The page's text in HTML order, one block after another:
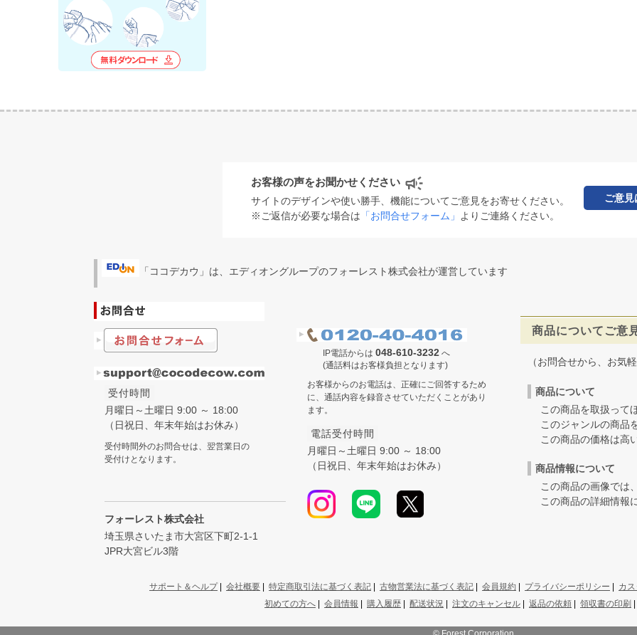
お客様の声をお聞かせください
サイトのデザインや使い勝手、機能についてご意見をお寄せください。
※ご返信が必要な場合は 「お問合せフォーム」 よりご連絡ください。
ご意見
「ココデカウ」は、エディオングループのフォーレスト株式会社が運営しています
受付時間
月曜日～土曜日 9:00 ～ 18:00
（日祝日、年末年始はお休み）
受付時間外のお問合せは、翌営業日の
受付けとなります。
フォーレスト株式会社
埼玉県さいたま市大宮区下町2-1-1
JPR大宮ビル3階
IP電話からは 048-610-3232 へ
(通話料はお客様負担となります)
お客様からのお電話は、正確にご回答するため
に、通話内容を録音させていただくことがあり
ます。
電話受付時間
月曜日～土曜日 9:00 ～ 18:00
（日祝日、年末年始はお休み）
商品についてご意
（お問合せから、お気
商品について
この商品を取扱って
このジャンルの商品
この商品の価格は高
商品情報について
この商品の画像では
この商品の詳細情報
サポート＆ヘルプ| 会社概要 | 特定商取引法に基づく表記 | 古物営業法に基づく表記 | 会員規約 | プライバシーポリシー | カ
初めての方へ | 会員情報 | 購入履歴 | 配送状況 | 注文のキャンセル | 返品の依頼 | 領収書の印刷